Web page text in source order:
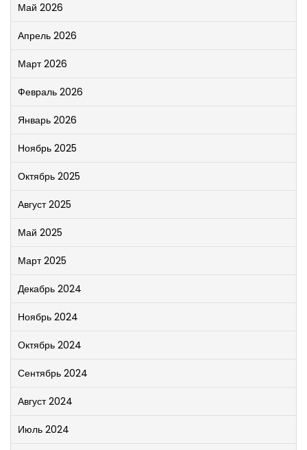
Май 2026
Апрель 2026
Март 2026
Февраль 2026
Январь 2026
Ноябрь 2025
Октябрь 2025
Август 2025
Май 2025
Март 2025
Декабрь 2024
Ноябрь 2024
Октябрь 2024
Сентябрь 2024
Август 2024
Июль 2024